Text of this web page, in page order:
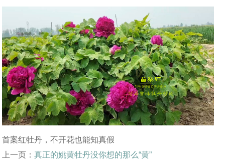
首案红牡丹，不开花也能知真假
上一页：真正的姚黄牡丹没你想的那么“黄”